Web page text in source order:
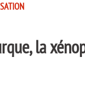
la